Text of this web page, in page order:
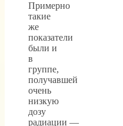
Примерно
такие
же
показатели
были и
в
группе,
получавшей
очень
низкую
дозу
радиации —